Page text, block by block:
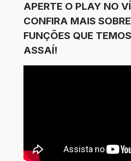
APERTE O PLAY NO
CONFIRA MAIS
FUNÇÕES QUE
ASSAÍ!